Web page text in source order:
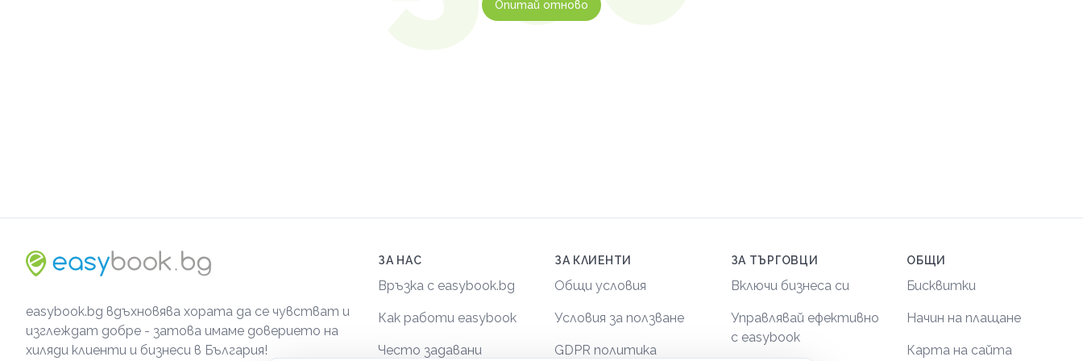
Опитай отново
easybook.bg вдъхновява хората да се чувстват и
изглеждат добре - затова имаме доверието на
хиляди клиенти и бизнеси в България!
ЗА НАС
Връзка с easybook.bg
Как работи easybook
Често задавани
ЗА КЛИЕНТИ
Общи условия
Условия за ползване
GDPR политика
ЗА ТЪРГОВЦИ
Включи бизнеса си
Управлявай ефективно
с easybook
ОБЩИ
Бисквитки
Начин на плащане
Карта на сайта